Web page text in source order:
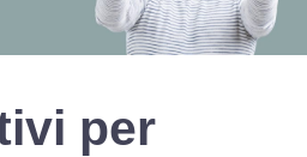
per